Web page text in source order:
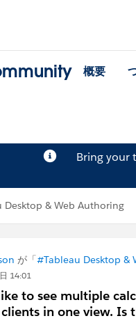
概要
Bring your
Desktop & Web Authoring
が「#Tableau Desktop &
14:01
to see multiple
in one view. Is